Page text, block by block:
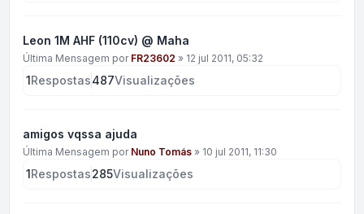
Leon 1M AHF (110cv) @ Maha
Última Mensagem por FR23602 » 12 jul 2011, 05:32
1Respostas487Visualizações
amigos vqssa ajuda
Última Mensagem por Nuno Tomás » 10 jul 2011, 11:30
1Respostas285Visualizações